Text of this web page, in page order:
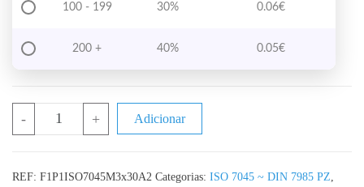
100 - 199 30% 0.06€
200 + 40% 0.05€
- + Adicionar
REF: F1P1ISO7045M3x30A2 Categorias: ISO 7045 ~ DIN 7985 PZ